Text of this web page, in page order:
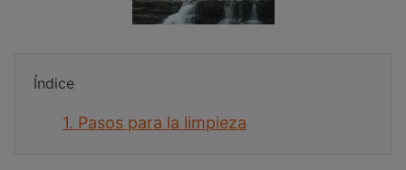
Índice
1. Pasos para la limpieza